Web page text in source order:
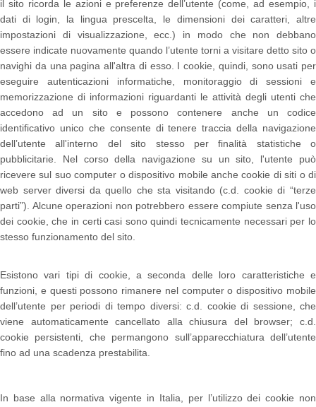
il sito ricorda le azioni e preferenze dell’utente (come, ad esempio, i
dati di login, la lingua prescelta, le dimensioni dei caratteri, altre
impostazioni di visualizzazione, ecc.) in modo che non debbano
essere indicate nuovamente quando l’utente torni a visitare detto sito o
navighi da una pagina all'altra di esso. I cookie, quindi, sono usati per
eseguire autenticazioni informatiche, monitoraggio di sessioni e
memorizzazione di informazioni riguardanti le attività degli utenti che
accedono ad un sito e possono contenere anche un codice
identificativo unico che consente di tenere traccia della navigazione
dell’utente all'interno del sito stesso per finalità statistiche o
pubblicitarie. Nel corso della navigazione su un sito, l'utente può
ricevere sul suo computer o dispositivo mobile anche cookie di siti o di
web server diversi da quello che sta visitando (c.d. cookie di “terze
parti”). Alcune operazioni non potrebbero essere compiute senza l'uso
dei cookie, che in certi casi sono quindi tecnicamente necessari per lo
stesso funzionamento del sito.
Esistono vari tipi di cookie, a seconda delle loro caratteristiche e
funzioni, e questi possono rimanere nel computer o dispositivo mobile
dell’utente per periodi di tempo diversi: c.d. cookie di sessione, che
viene automaticamente cancellato alla chiusura del browser; c.d.
cookie persistenti, che permangono sull’apparecchiatura dell’utente
fino ad una scadenza prestabilita.
In base alla normativa vigente in Italia, per l’utilizzo dei cookie non